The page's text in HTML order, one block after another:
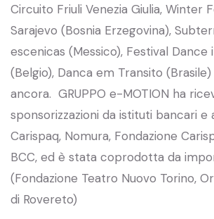
Circuito Friuli Venezia Giulia, Winter
Sarajevo (Bosnia Erzegovina),
escenicas (Messico), Festival
(Belgio), Danca em Transito
ancora. GRUPPO e-MOTION ha
sponsorizzazioni da istituti bancari e
Carispaq, Nomura, Fondazione
BCC, ed è stata coprodotta da
(Fondazione Teatro Nuovo Torino,
di Rovereto)